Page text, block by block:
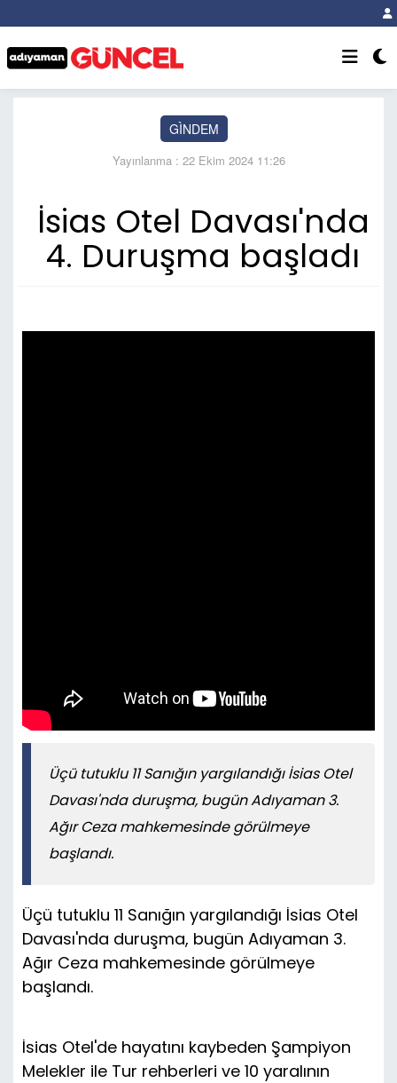
GÌNDEM
Yayınlanma : 22 Ekim 2024 11:26
İsias Otel Davası'nda
4. Duruşma başladı
Üçü tutuklu 11 Sanığın yargılandığı İsias Otel
Davası'nda duruşma, bugün Adıyaman 3.
Ağır Ceza mahkemesinde görülmeye
başlandı.
Üçü tutuklu 11 Sanığın yargılandığı İsias Otel
Davası'nda duruşma, bugün Adıyaman 3.
Ağır Ceza mahkemesinde görülmeye
başlandı.
İsias Otel'de hayatını kaybeden Şampiyon
Melekler ile Tur rehberleri ve 10 yaralının